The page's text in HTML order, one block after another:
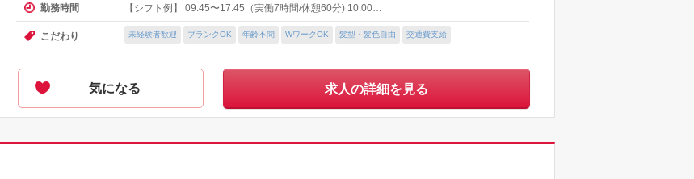
勤務時間 【シフト例】 09:45〜17:45（実働7時間/休憩60分) 10:00…
こだわり 未経験者歓迎 ブランクOK 年齢不問 WワークOK 髪型・髪色自由 交通費支給
気になる 求人の詳細を見る